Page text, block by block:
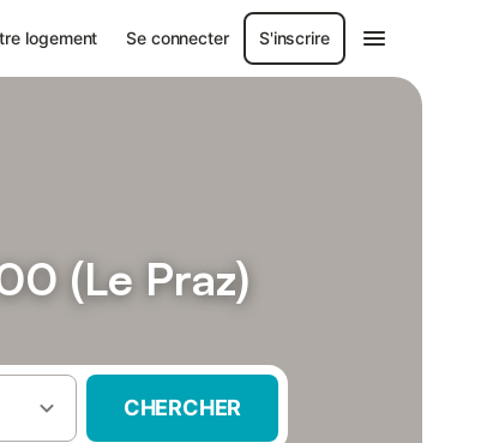
logement Se connecter S'inscrire
(Le Praz)
CHERCHER